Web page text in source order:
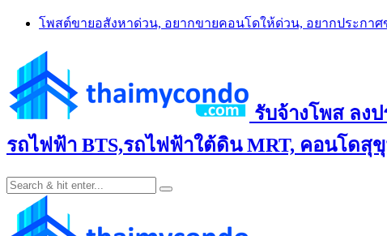
Skip
โพสต์ขายอสังหาด่วน, อยากขายคอนโดให้ด่วน, อยากประกา
รับจ้างโพส ลง
รถไฟฟ้า BTS,รถไฟฟ้าใต้ดิน MRT, คอนโด